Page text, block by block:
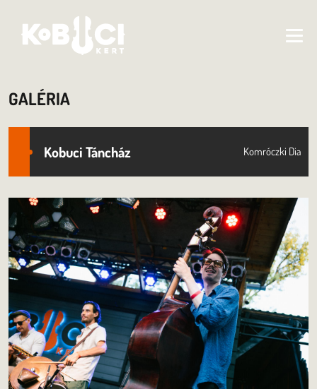
GALÉRIA
Kobuci Táncház Komróczki Dia